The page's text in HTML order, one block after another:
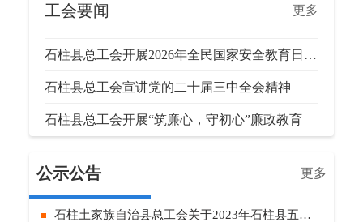
工会要闻 更多
石柱县总工会开展2026年全民国家安全教育日主题宣传活动
石柱县总工会宣讲党的二十届三中全会精神
石柱县总工会开展“筑廉心，守初心”廉政教育
公示公告 更多
石柱土家族自治县总工会关于2023年石柱县五一劳动奖章及工人先锋号候选个人、班组的公示